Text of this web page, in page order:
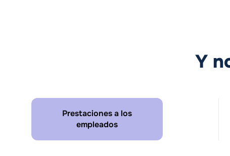
Y
Prestaciones a los
empleados